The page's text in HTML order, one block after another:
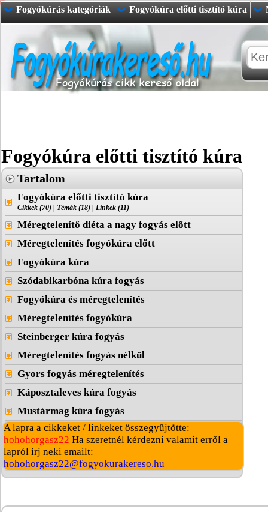
Fogyókúrás kategóriák Fogyókúra előtti tisztító kúra
Fogyókúra előtti tisztító kúra
Tartalom
Fogyókúra előtti tisztító kúra
Cikkek (70) Témák (18) Linkek (11)
Méregtelenítő diéta a nagy fogyás előtt
Méregtelenítés fogyókúra előtt
Fogyókúra kúra
Szódabikarbóna kúra fogyás
Fogyókúra és méregtelenítés
Méregtelenítés fogyókúra
Steinberger kúra fogyás
Méregtelenítés fogyás nélkül
Gyors fogyás méregtelenítés
Káposztaleves kúra fogyás
Mustármag kúra fogyás
A lapra a cikkeket / linkeket összegyűjtötte:
hohohorgasz22 Ha szeretnél kérdezni valamit erről a
lapról írj neki emailt:
hohohorgasz22@fogyokurakereso.hu